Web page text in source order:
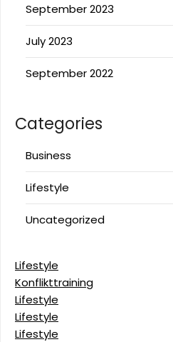
September 2023
July 2023
September 2022
Categories
Business
Lifestyle
Uncategorized
Lifestyle
Konflikttraining
Lifestyle
Lifestyle
Lifestyle